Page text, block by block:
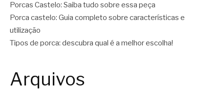
Porcas Castelo: Saiba tudo sobre essa peça
Porca castelo: Guia completo sobre características e
utilização
Tipos de porca: descubra qual é a melhor escolha!
Arquivos